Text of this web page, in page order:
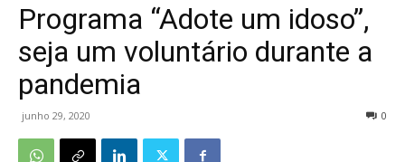
Programa “Adote um idoso”,
seja um voluntário durante a
pandemia
junho 29, 2020 0